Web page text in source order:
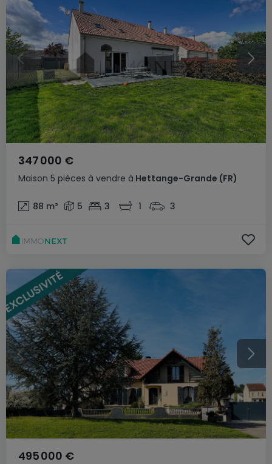
Maison 5 pièces à vendre à Hettange-Grande (FR)
347 000 €
88 m² 5 3 1 3
495 000 €